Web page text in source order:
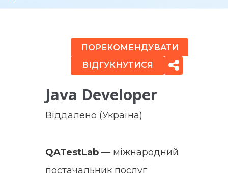
Java Developer
Віддалено (Україна)
ПОРЕКОМЕНДУВАТИ
ВІДГУКНУТИСЯ
QATestLab — міжнародний
постачальник послуг